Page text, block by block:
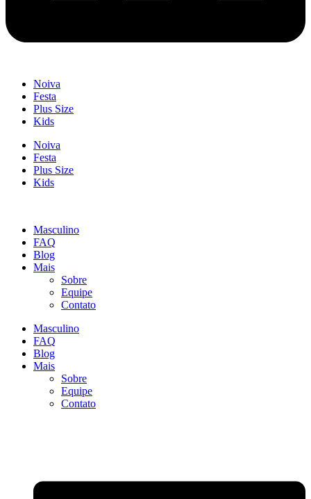
Noiva
Festa
Plus Size
Kids
Noiva
Festa
Plus Size
Kids
Masculino
FAQ
Blog
Mais
Sobre
Equipe
Contato
Masculino
FAQ
Blog
Mais
Sobre
Equipe
Contato